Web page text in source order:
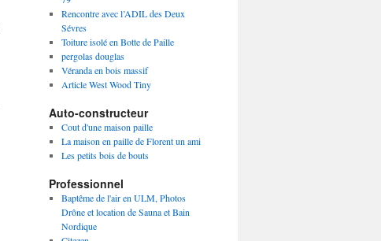
Rencontre avec l’ADIL des Deux
Sévres
Toiture isolé en Botte de Paille
pergolas douglas
Véranda en bois massif
Article West Wood Tiny
Auto-constructeur
Cout d'une maison paille
La maison en paille de Florent un ami
Les petits bois de bouts
Professionnel
Baptême de l'air en ULM, Photos
Drône et location de Sauna et Bain
Nordique